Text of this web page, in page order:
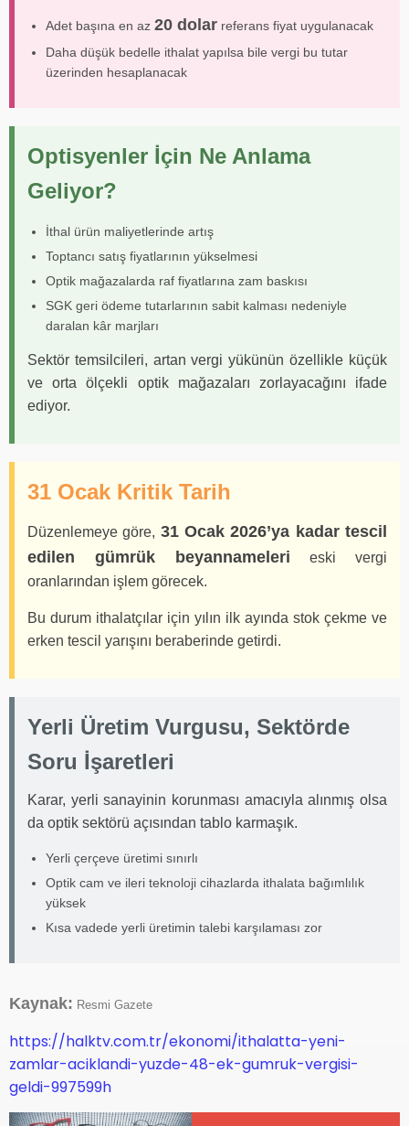
Adet başına en az 20 dolar referans fiyat uygulanacak
Daha düşük bedelle ithalat yapılsa bile vergi bu tutar
üzerinden hesaplanacak
Optisyenler İçin Ne Anlama
Geliyor?
İthal ürün maliyetlerinde artış
Toptancı satış fiyatlarının yükselmesi
Optik mağazalarda raf fiyatlarına zam baskısı
SGK geri ödeme tutarlarının sabit kalması nedeniyle
daralan kâr marjları
Sektör temsilcileri, artan vergi yükünün özellikle küçük
ve orta ölçekli optik mağazaları zorlayacağını ifade
ediyor.
31 Ocak Kritik Tarih
Düzenlemeye göre, 31 Ocak 2026’ya kadar tescil
edilen gümrük beyannameleri eski vergi
oranlarından işlem görecek.
Bu durum ithalatçılar için yılın ilk ayında stok çekme ve
erken tescil yarışını beraberinde getirdi.
Yerli Üretim Vurgusu, Sektörde
Soru İşaretleri
Karar, yerli sanayinin korunması amacıyla alınmış olsa
da optik sektörü açısından tablo karmaşık.
Yerli çerçeve üretimi sınırlı
Optik cam ve ileri teknoloji cihazlarda ithalata bağımlılık
yüksek
Kısa vadede yerli üretimin talebi karşılaması zor
Kaynak: Resmi Gazete
https://halktv.com.tr/ekonomi/ithalatta-yeni-
zamlar-aciklandi-yuzde-48-ek-gumruk-vergisi-
geldi-997599h